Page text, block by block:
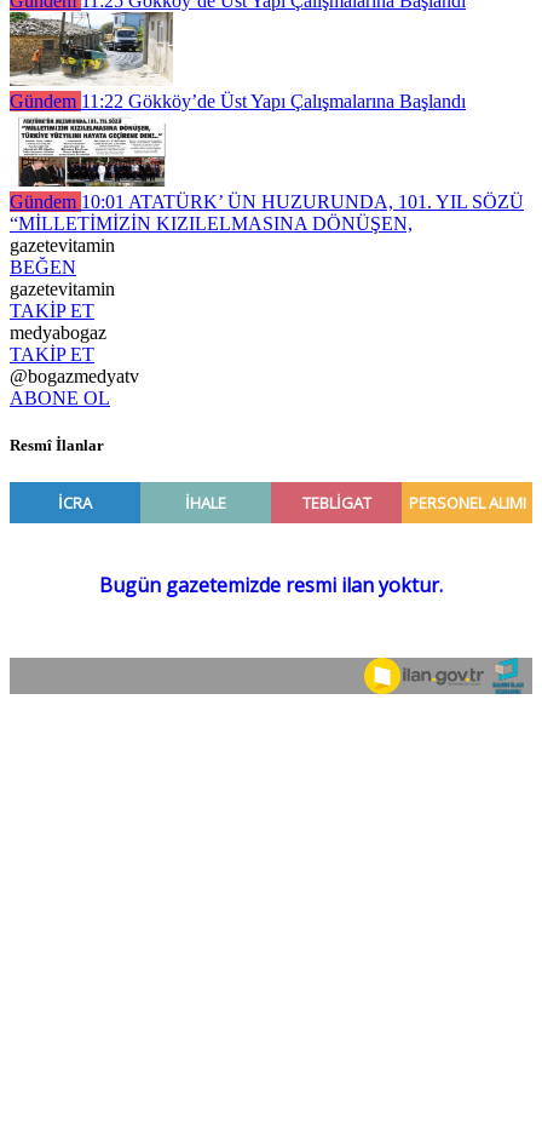
Gündem 11:22 Gökköy’de Üst Yapı Çalışmalarına Başlandı
Gündem 10:01 ATATÜRK’ ÜN HUZURUNDA, 101. YIL SÖZÜ
“MİLLETİMİZİN KIZILELMASINA DÖNÜŞEN,
gazetevitamin
BEĞEN
gazetevitamin
TAKİP ET
medyabogaz
TAKİP ET
@bogazmedyatv
ABONE OL
Resmî İlanlar